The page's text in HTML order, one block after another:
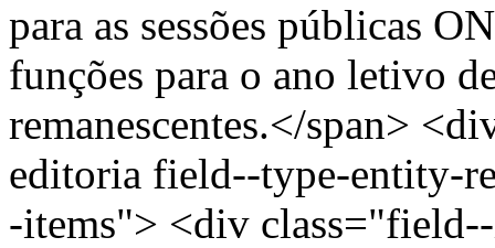
para as sessões públicas
funções para o ano letivo
remanescentes.</span>
editoria field--type-entity-
-items"> <div